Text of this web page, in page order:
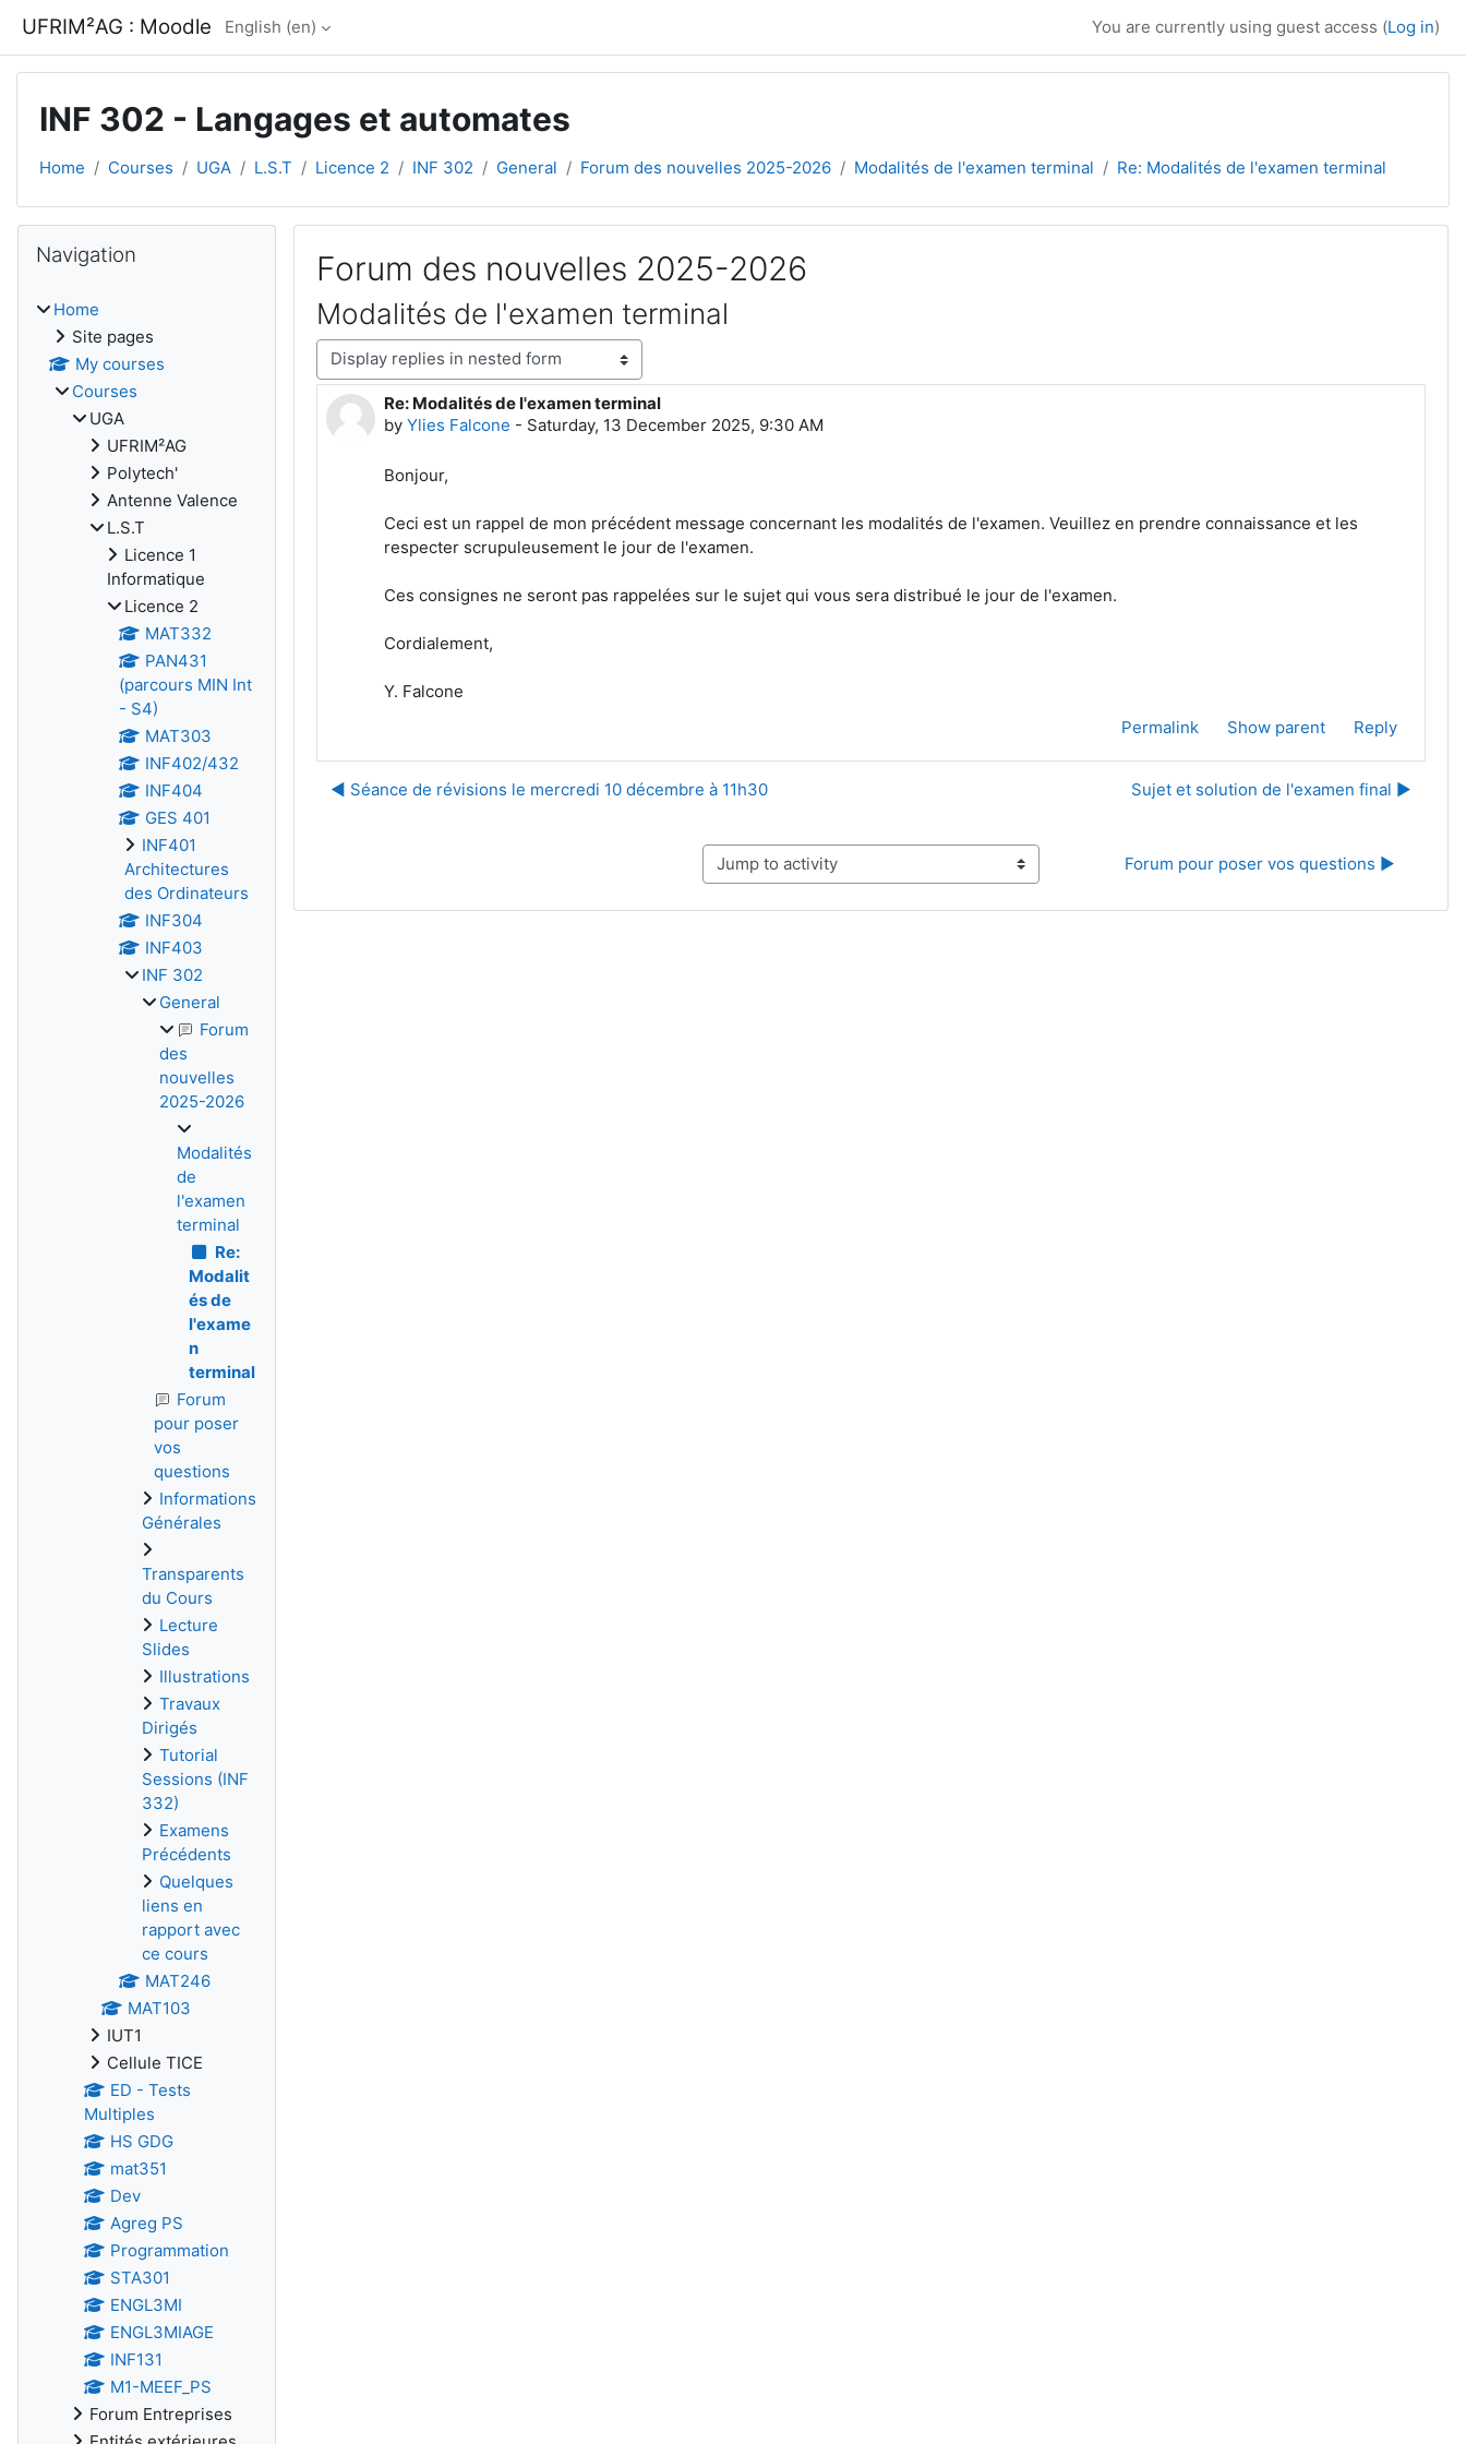
UFRIM²AG : Moodle English ‎(en)‎ You are currently using guest access (Log in)
INF 302 - Langages et automates
Home Courses UGA L.S.T Licence 2 INF 302 General Forum des nouvelles 2025-2026 Modalités de l'examen terminal Re: Modalités de l'examen terminal
Forum des nouvelles 2025-2026
Modalités de l'examen terminal
Display mode
Re: Modalités de l'examen terminal
by Ylies Falcone - Saturday, 13 December 2025, 9:30 AM
Number of replies: 0
Bonjour,
Ceci est un rappel de mon précédent message concernant les modalités de l'examen. Veuillez en prendre connaissance et les
respecter scrupuleusement le jour de l'examen.
Ces consignes ne seront pas rappelées sur le sujet qui vous sera distribué le jour de l'examen.
Cordialement,
Y. Falcone
Permalink
Show parent Reply
◀︎ Séance de révisions le mercredi 10 décembre à 11h30 Sujet et solution de l'examen final ▶︎
Jump to activity Forum pour poser vos questions ▶︎
Blocks
Navigation
Home
Site pages
My courses
Courses
UGA
UFRIM²AG
Polytech'
Antenne Valence
L.S.T
Licence 1
Informatique
Licence 2
MAT332
PAN431
(parcours MIN Int
- S4)
MAT303
INF402/432
INF404
GES 401
INF401
Architectures
des Ordinateurs
INF304
INF403
INF 302
General
Forum
des
nouvelles
2025-2026
Modalités
de
l'examen
terminal
Re:
Modalit
és de
l'exame
n
terminal
Forum
pour poser
vos
questions
Informations
Générales
Transparents
du Cours
Lecture
Slides
Illustrations
Travaux
Dirigés
Tutorial
Sessions (INF
332)
Examens
Précédents
Quelques
liens en
rapport avec
ce cours
MAT246
MAT103
IUT1
Cellule TICE
ED - Tests
Multiples
HS GDG
mat351
Dev
Agreg PS
Programmation
STA301
ENGL3MI
ENGL3MIAGE
INF131
M1-MEEF_PS
Forum Entreprises